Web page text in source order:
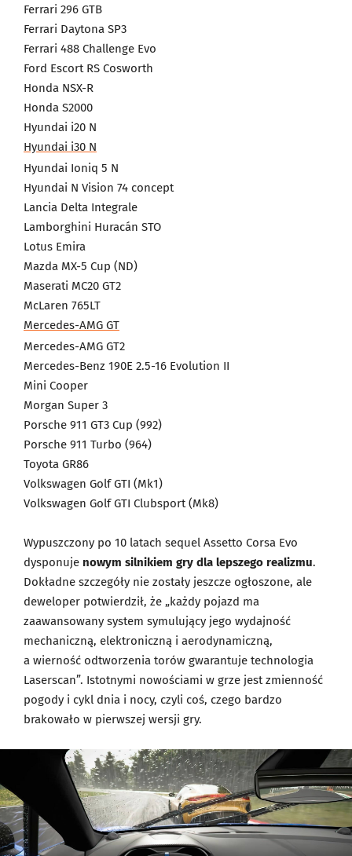
Ferrari 296 GTB
Ferrari Daytona SP3
Ferrari 488 Challenge Evo
Ford Escort RS Cosworth
Honda NSX-R
Honda S2000
Hyundai i20 N
Hyundai i30 N
Hyundai Ioniq 5 N
Hyundai N Vision 74 concept
Lancia Delta Integrale
Lamborghini Huracán STO
Lotus Emira
Mazda MX-5 Cup (ND)
Maserati MC20 GT2
McLaren 765LT
Mercedes-AMG GT
Mercedes-AMG GT2
Mercedes-Benz 190E 2.5-16 Evolution II
Mini Cooper
Morgan Super 3
Porsche 911 GT3 Cup (992)
Porsche 911 Turbo (964)
Toyota GR86
Volkswagen Golf GTI (Mk1)
Volkswagen Golf GTI Clubsport (Mk8)
Wypuszczony po 10 latach sequel Assetto Corsa Evo
dysponuje nowym silnikiem gry dla lepszego realizmu.
Dokładne szczegóły nie zostały jeszcze ogłoszone, ale
deweloper potwierdził, że „każdy pojazd ma
zaawansowany system symulujący jego wydajność
mechaniczną, elektroniczną i aerodynamiczną,
a wierność odtworzenia torów gwarantuje technologia
Laserscan”. Istotnymi nowościami w grze jest zmienność
pogody i cykl dnia i nocy, czyli coś, czego bardzo
brakowało w pierwszej wersji gry.